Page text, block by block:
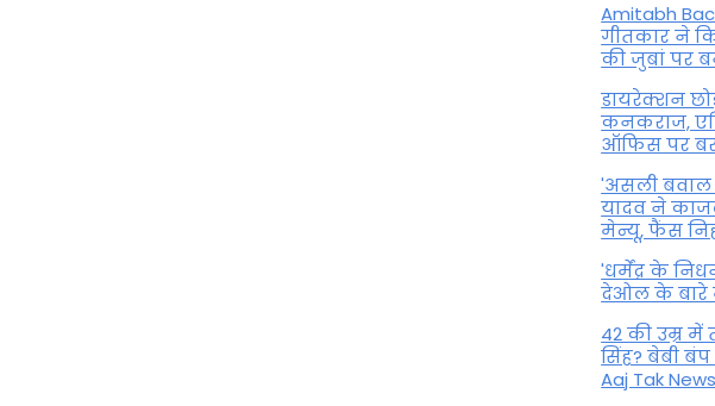
Amitabh
गीतकार ने
की जुबां पर
डायरेक्शन
कनकराज,
ऑफिस पर
'असली बवाल
यादव ने
मेन्यू, फैंस
'धर्मेंद्र के
देओल के बारे
42 की उम्र में
सिंह? बेबी
Aaj Tak News